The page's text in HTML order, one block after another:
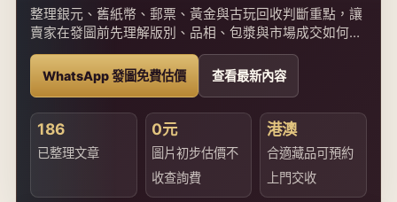
整理銀元、舊紙幣、郵票、黃金與古玩回收判斷重點，讓
賣家在發圖前先理解版別、品相、包漿與市場成交如何影
響估價。
WhatsApp 發圖免費估價 查看最新內容
186
已整理文章
0元
圖片初步估價不
收查詢費
港澳
合適藏品可預約
上門交收